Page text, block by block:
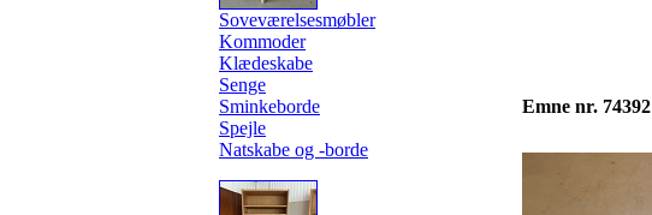
Soveværelsesmøbler
Kommoder
Klædeskabe
Senge
Sminkeborde
Spejle
Natskabe og -borde
Emne nr. 74392